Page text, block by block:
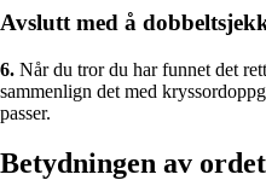
Avslutt med å
6. Når du tror du har funnet det
sammenlign det med
passer.
Betydningen av